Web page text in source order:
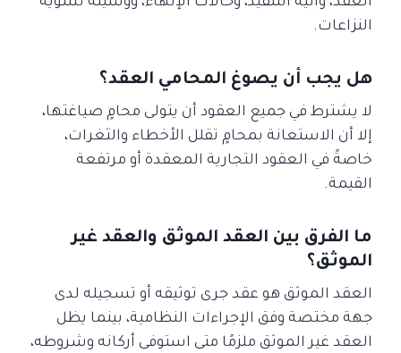
النزاعات.
هل يجب أن يصوغ المحامي العقد؟
لا يشترط في جميع العقود أن يتولى محامٍ صياغتها،
إلا أن الاستعانة بمحامٍ تقلل الأخطاء والثغرات،
خاصةً في العقود التجارية المعقدة أو مرتفعة
القيمة.
ما الفرق بين العقد الموثق والعقد غير
الموثق؟
العقد الموثق هو عقد جرى توثيقه أو تسجيله لدى
جهة مختصة وفق الإجراءات النظامية، بينما يظل
العقد غير الموثق ملزمًا متى استوفى أركانه وشروطه،